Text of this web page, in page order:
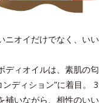
ニオイだけでなく、い
ディオイルは、素肌の
ンディション”に着目。
補いながら、相性のい